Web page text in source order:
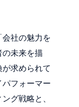
社の魅力を
未来を描
求められて
フォーマー
グ戦略と、